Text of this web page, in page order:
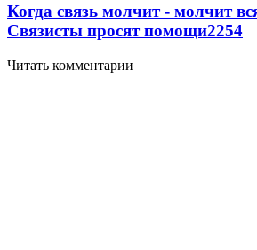
Когда связь молчит - молчит
Связисты просят помощи2254
Читать комментарии